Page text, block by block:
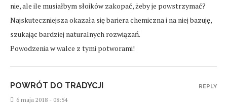
nie, ale ile musiałbym słoików zakopać, żeby je powstrzymać?
Najskuteczniejsza okazała się bariera chemiczna i na niej bazuję,
szukając bardziej naturalnych rozwiązań.
Powodzenia w walce z tymi potworami!
POWRÓT DO TRADYCJI
6 maja 2018 - 08:54
REPLY